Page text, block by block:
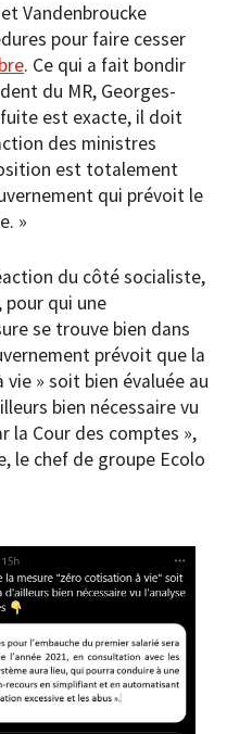
Vandenbroucke
pour faire cesser
. Ce qui a fait bondir
du MR, Georges-
est exacte, il doit
des ministres
est totalement
qui prévoit le
»
du côté socialiste,
pour qui une
se trouve bien dans
prévoit que la
» soit bien évaluée au
bien nécessaire vu
la Cour des comptes »,
le chef de groupe Ecolo